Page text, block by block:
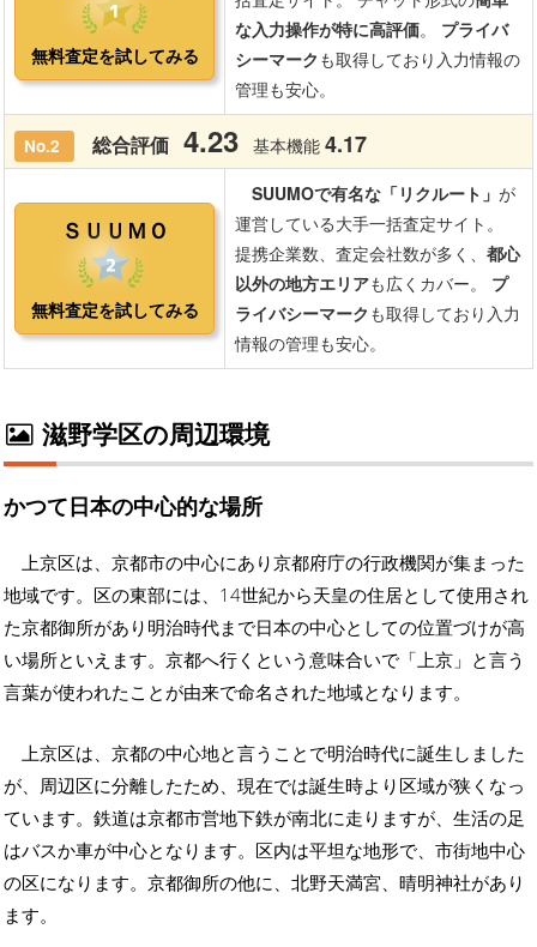
滋野学区の周辺環境
かつて日本の中心的な場所
上京区は、京都市の中心にあり京都府庁の行政機関が集まった
地域です。区の東部には、14世紀から天皇の住居として使用され
た京都御所があり明治時代まで日本の中心としての位置づけが高
い場所といえます。京都へ行くという意味合いで「上京」と言う
言葉が使われたことが由来で命名された地域となります。
上京区は、京都の中心地と言うことで明治時代に誕生しました
が、周辺区に分離したため、現在では誕生時より区域が狭くなっ
ています。鉄道は京都市営地下鉄が南北に走りますが、生活の足
はバスか車が中心となります。区内は平坦な地形で、市街地中心
の区になります。京都御所の他に、北野天満宮、晴明神社があり
ます。